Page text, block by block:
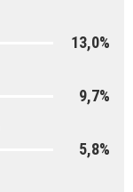
13,0%
9,7%
5,8%